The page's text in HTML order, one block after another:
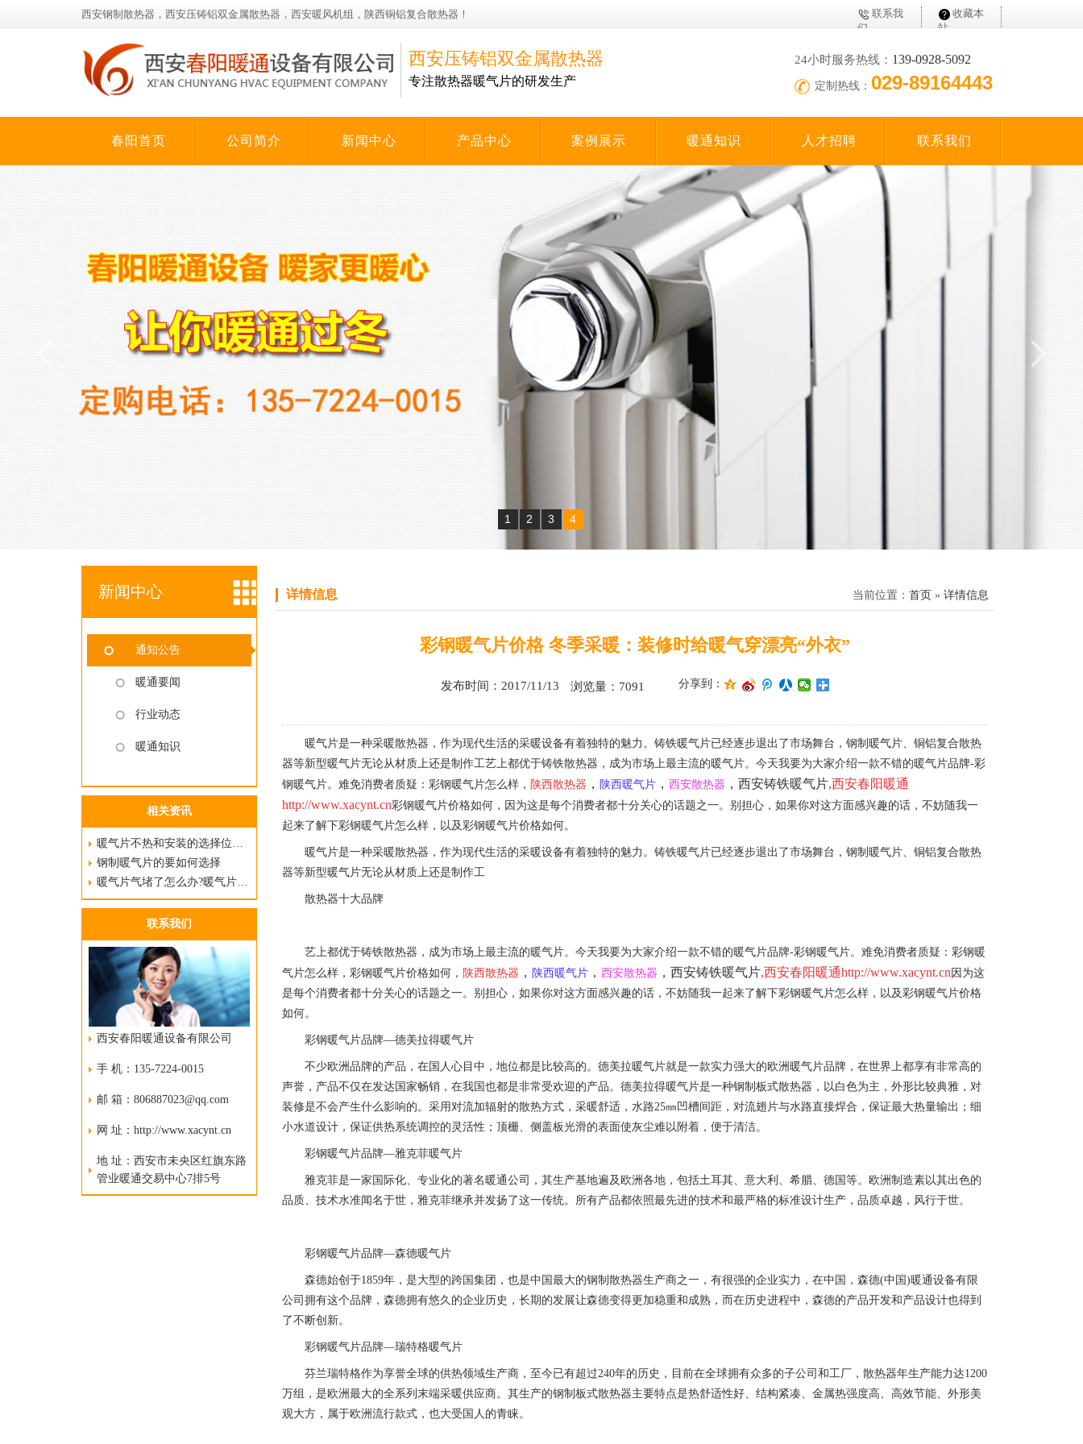
西安钢制散热器，西安压铸铝双金属散热器，西安暖风机组，陕西铜铝复合散热器！
收藏本
站
联系我
们
西安压铸铝双金属散热器
专注散热器暖气片的研发生产
24小时服务热线： 139-0928-5092
定制热线： 029-89164443
春阳首页 公司简介 新闻中心 产品中心 案例展示 暖通知识 人才招聘 联系我们
1 2 3 4
新闻中心
通知公告
暖通要闻
行业动态
暖通知识
相关资讯
钢制暖气片的要如何选择
暖气片气堵了怎么办?暖气片气堵了处理
联系我们
西安春阳暖通设备有限公司
手 机：135-7224-0015
邮 箱：806887023@qq.com
网 址：http://www.xacynt.cn
地 址：西安市未央区红旗东路
管业暖通交易中心7排5号
详情信息 当前位置：首页 »详情信息
彩钢暖气片价格 冬季采暖：装修时给暖气穿漂亮“外衣”
发布时间：2017/11/13 浏览量：7091 分享到：
暖气片是一种采暖散热器，作为现代生活的采暖设备有着独特的魅力。铸铁暖气片已经逐步退出了市场舞台，钢制暖气片、铜铝复合散热
器等新型暖气片无论从材质上还是制作工艺上都优于铸铁散热器，成为市场上最主流的暖气片。今天我要为大家介绍一款不错的暖气片品牌-彩
钢暖气片。难免消费者质疑：彩钢暖气片怎么样， 陕西散热器 ，陕西暖气片 ，西安散热器 ，西安铸铁暖气片,西安春阳暖通
http://www.xacynt.cn彩钢暖气片价格如何，因为这是每个消费者都十分关心的话题之一。别担心，如果你对这方面感兴趣的话，不妨随我一
起来了解下彩钢暖气片怎么样，以及彩钢暖气片价格如何。
暖气片是一种采暖散热器，作为现代生活的采暖设备有着独特的魅力。铸铁暖气片已经逐步退出了市场舞台，钢制暖气片、铜铝复合散热
器等新型暖气片无论从材质上还是制作工
散热器十大品牌
艺上都优于铸铁散热器，成为市场上最主流的暖气片。今天我要为大家介绍一款不错的暖气片品牌-彩钢暖气片。难免消费者质疑：彩钢暖
气片怎么样，彩钢暖气片价格如何， 陕西散热器 ，陕西暖气片 ，西安散热器 ，西安铸铁暖气片,西安春阳暖通http://www.xacynt.cn因为这
是每个消费者都十分关心的话题之一。别担心，如果你对这方面感兴趣的话，不妨随我一起来了解下彩钢暖气片怎么样，以及彩钢暖气片价格
如何。
彩钢暖气片品牌—德美拉得暖气片
不少欧洲品牌的产品，在国人心目中，地位都是比较高的。德美拉暖气片就是一款实力强大的欧洲暖气片品牌，在世界上都享有非常高的
声誉，产品不仅在发达国家畅销，在我国也都是非常受欢迎的产品。德美拉得暖气片是一种钢制板式散热器，以白色为主，外形比较典雅，对
装修是不会产生什么影响的。采用对流加辐射的散热方式，采暖舒适，水路25㎜凹槽间距，对流翅片与水路直接焊合，保证最大热量输出；细
小水道设计，保证供热系统调控的灵活性；顶栅、侧盖板光滑的表面使灰尘难以附着，便于清洁。
彩钢暖气片品牌—雅克菲暖气片
雅克菲是一家国际化、专业化的著名暖通公司，其生产基地遍及欧洲各地，包括土耳其、意大利、希腊、德国等。欧洲制造素以其出色的
品质、技术水准闻名于世，雅克菲继承并发扬了这一传统。所有产品都依照最先进的技术和最严格的标准设计生产，品质卓越，风行于世。
彩钢暖气片品牌—森德暖气片
森德始创于1859年，是大型的跨国集团，也是中国最大的钢制散热器生产商之一，有很强的企业实力，在中国，森德(中国)暖通设备有限
公司拥有这个品牌，森德拥有悠久的企业历史，长期的发展让森德变得更加稳重和成熟，而在历史进程中，森德的产品开发和产品设计也得到
了不断创新。
彩钢暖气片品牌—瑞特格暖气片
芬兰瑞特格作为享誉全球的供热领域生产商，至今已有超过240年的历史，目前在全球拥有众多的子公司和工厂，散热器年生产能力达1200
万组，是欧洲最大的全系列末端采暖供应商。其生产的钢制板式散热器主要特点是热舒适性好、结构紧凑、金属热强度高、高效节能、外形美
观大方，属于欧洲流行款式，也大受国人的青睐。